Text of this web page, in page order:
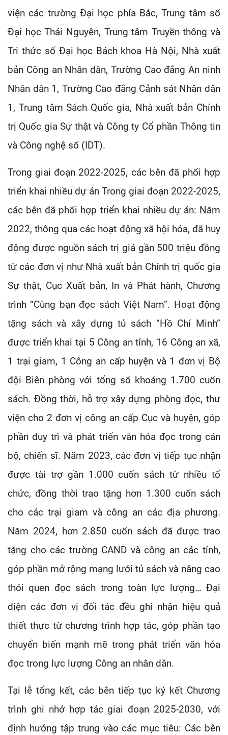
viện các trường Đại học phía Bắc, Trung tâm số
Đại học Thái Nguyên, Trung tâm Truyền thông và
Tri thức số Đại học Bách khoa Hà Nội, Nhà xuất
bản Công an Nhân dân, Trường Cao đẳng An ninh
Nhân dân 1, Trường Cao đẳng Cảnh sát Nhân dân
1, Trung tâm Sách Quốc gia, Nhà xuất bản Chính
trị Quốc gia Sự thật và Công ty Cổ phần Thông tin
và Công nghệ số (IDT).
Trong giai đoạn 2022-2025, các bên đã phối hợp
triển khai nhiều dự án Trong giai đoạn 2022-2025,
các bên đã phối hợp triển khai nhiều dự án: Năm
2022, thông qua các hoạt động xã hội hóa, đã huy
động được nguồn sách trị giá gần 500 triệu đồng
từ các đơn vị như Nhà xuất bản Chính trị quốc gia
Sự thật, Cục Xuất bản, In và Phát hành, Chương
trình “Cùng bạn đọc sách Việt Nam”. Hoạt động
tặng sách và xây dựng tủ sách “Hồ Chí Minh”
được triển khai tại 5 Công an tỉnh, 16 Công an xã,
1 trại giam, 1 Công an cấp huyện và 1 đơn vị Bộ
đội Biên phòng với tổng số khoảng 1.700 cuốn
sách. Đồng thời, hỗ trợ xây dựng phòng đọc, thư
viện cho 2 đơn vị công an cấp Cục và huyện, góp
phần duy trì và phát triển văn hóa đọc trong cán
bộ, chiến sĩ. Năm 2023, các đơn vị tiếp tục nhận
được tài trợ gần 1.000 cuốn sách từ nhiều tổ
chức, đồng thời trao tặng hơn 1.300 cuốn sách
cho các trại giam và công an các địa phương.
Năm 2024, hơn 2.850 cuốn sách đã được trao
tặng cho các trường CAND và công an các tỉnh,
góp phần mở rộng mạng lưới tủ sách và nâng cao
thói quen đọc sách trong toàn lực lượng… Đại
diện các đơn vị đối tác đều ghi nhận hiệu quả
thiết thực từ chương trình hợp tác, góp phần tạo
chuyển biến mạnh mẽ trong phát triển văn hóa
đọc trong lực lượng Công an nhân dân.
Tại lễ tổng kết, các bên tiếp tục ký kết Chương
trình ghi nhớ hợp tác giai đoạn 2025-2030, với
định hướng tập trung vào các mục tiêu: Các bên